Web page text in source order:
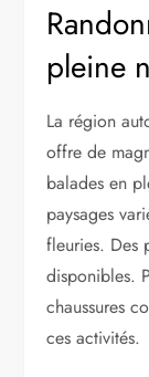
pleine
La région
offre de
balades en
paysages
fleuries. Des
disponibles.
chaussures
ces activités.